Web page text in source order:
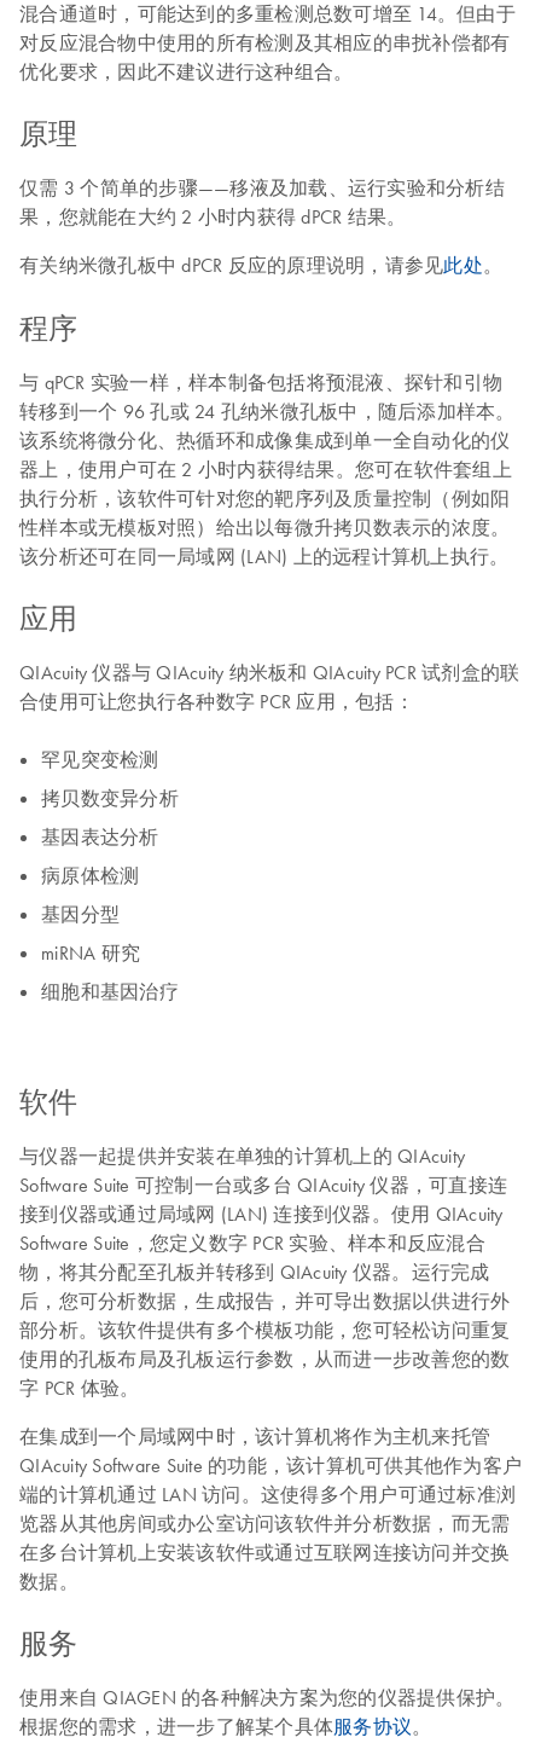
混合通道时，可能达到的多重检测总数可增至 14。但由于
对反应混合物中使用的所有检测及其相应的串扰补偿都有
优化要求，因此不建议进行这种组合。
原理
仅需 3 个简单的步骤——移液及加载、运行实验和分析结
果，您就能在大约 2 小时内获得 dPCR 结果。
有关纳米微孔板中 dPCR 反应的原理说明，请参见此处。
程序
与 qPCR 实验一样，样本制备包括将预混液、探针和引物
转移到一个 96 孔或 24 孔纳米微孔板中，随后添加样本。
该系统将微分化、热循环和成像集成到单一全自动化的仪
器上，使用户可在 2 小时内获得结果。您可在软件套组上
执行分析，该软件可针对您的靶序列及质量控制（例如阳
性样本或无模板对照）给出以每微升拷贝数表示的浓度。
该分析还可在同一局域网 (LAN) 上的远程计算机上执行。
应用
QIAcuity 仪器与 QIAcuity 纳米板和 QIAcuity PCR 试剂盒的联
合使用可让您执行各种数字 PCR 应用，包括：
罕见突变检测
拷贝数变异分析
基因表达分析
病原体检测
基因分型
miRNA 研究
细胞和基因治疗
软件
与仪器一起提供并安装在单独的计算机上的 QIAcuity
Software Suite 可控制一台或多台 QIAcuity 仪器，可直接连
接到仪器或通过局域网 (LAN) 连接到仪器。使用 QIAcuity
Software Suite，您定义数字 PCR 实验、样本和反应混合
物，将其分配至孔板并转移到 QIAcuity 仪器。运行完成
后，您可分析数据，生成报告，并可导出数据以供进行外
部分析。该软件提供有多个模板功能，您可轻松访问重复
使用的孔板布局及孔板运行参数，从而进一步改善您的数
字 PCR 体验。
在集成到一个局域网中时，该计算机将作为主机来托管
QIAcuity Software Suite 的功能，该计算机可供其他作为客户
端的计算机通过 LAN 访问。这使得多个用户可通过标准浏
览器从其他房间或办公室访问该软件并分析数据，而无需
在多台计算机上安装该软件或通过互联网连接访问并交换
数据。
服务
使用来自 QIAGEN 的各种解决方案为您的仪器提供保护。
根据您的需求，进一步了解某个具体服务协议。